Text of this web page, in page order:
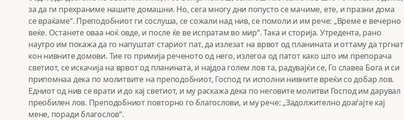
за да ги прехраниме нашите домашни. Но, сега многу дни попусто се мачиме, ете, и празни дома
се враќаме“. Преподобниот ги сослуша, се сожали над нив, се помоли и им рече: „Време е вечерно
веќе. Останете оваа ноќ овде, и после ќе ве испратам во мир“. Така и сторија. Утредента, рано
наутро им покажа да го напуштат стариот пат, да излезат на врвот од планината и оттаму да тргнат
кон нивните домови. Тие го примија реченото од него, излегоа од патот како што им препорача
светиот, се искачија на врвот од планината, и најдоа голем лов та, радувајќи се, Го славеа Бога и си
припомнаа дека по молитвите на преподобниот, Господ ги исполни нивните вреќи со добар лов.
Едниот од нив се врати и до кај светиот, и му раскажа дека по неговите молитви Господ им дарувал
преобилен лов. Преподобниот повторно го благослови, и му рече: „Задолжително доаѓајте кај
мене, поради благослов“.